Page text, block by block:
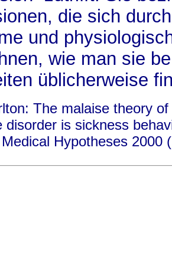
die sich
und
wie man sie
üblicherweise
The malaise theory
disorder is sickness
Hypotheses 2000